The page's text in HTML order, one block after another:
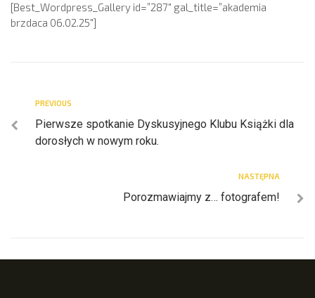
[Best_Wordpress_Gallery id=”287″ gal_title=”akademia
brzdaca 06.02.25″]
PREVIOUS
Pierwsze spotkanie Dyskusyjnego Klubu Książki dla
dorosłych w nowym roku.
NASTĘPNA
Porozmawiajmy z… fotografem!